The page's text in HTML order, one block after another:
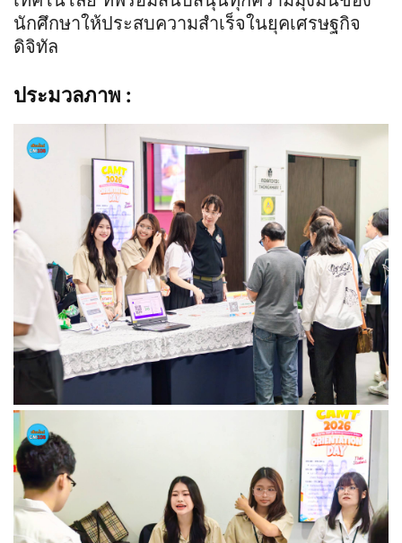
นักศึกษาให้ประสบความสำเร็จในยุคเศรษฐกิจ
ดิจิทัล
ประมวลภาพ :